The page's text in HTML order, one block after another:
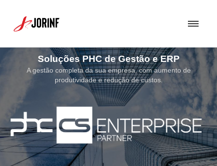
Soluções PHC de Gestão e ERP
A gestão completa da sua empresa, com aumento de
produtividade e redução de custos.